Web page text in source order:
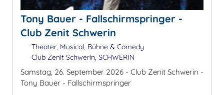
Tony Bauer - Fallschirmspringer -
Club Zenit Schwerin
Theater, Musical, Bühne & Comedy
Club Zenit Schwerin, SCHWERIN
Samstag, 26. September 2026 - Club Zenit Schwerin -
Tony Bauer - Fallschirmspringer